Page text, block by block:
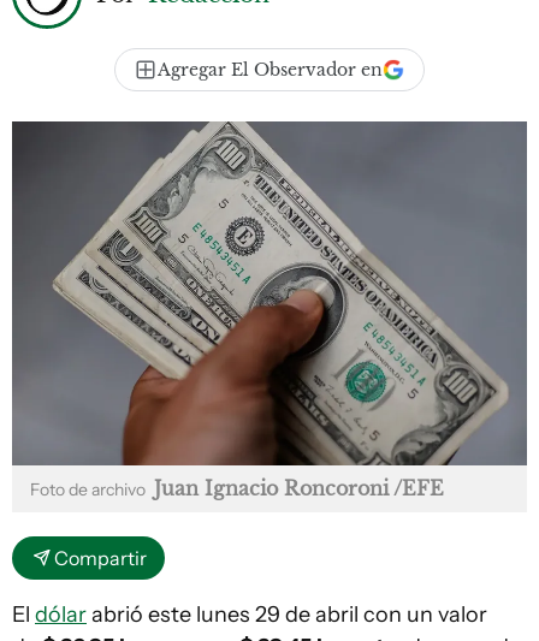
Agregar El Observador en
Foto de archivo Juan Ignacio Roncoroni /EFE
Compartir
El dólarabrió este lunes 29 de abril con un valor